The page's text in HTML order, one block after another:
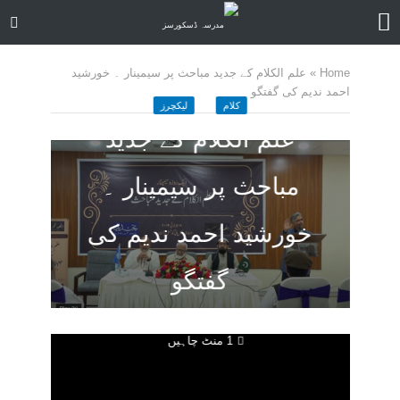
Home
» علم الکلام کے جدید مباحث پر سیمینار ۔ خورشید
احمد ندیم کی گفتگو
کلام لیکچرز
علم الکلام کے جدید
مباحث پر سیمینار ۔
خورشید احمد ندیم کی
گفتگو
1 منٹ چاہیں